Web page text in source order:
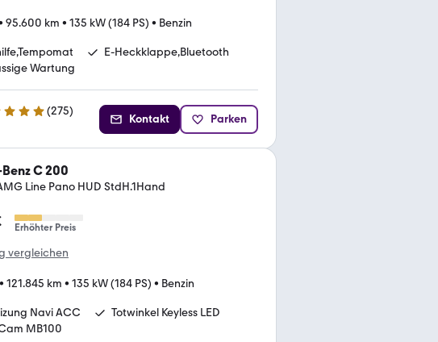
95.600 km • 135 kW (184 PS) • Benzin
E-Heckklappe,Bluetooth
Wartung
(275)
Kontakt Parken
C 200
Line Pano HUD StdH.1Hand
Erhöhter Preis
vergleichen
• 121.845 km • 135 kW (184 PS) • Benzin
Navi ACC
Totwinkel Keyless LED
MB100